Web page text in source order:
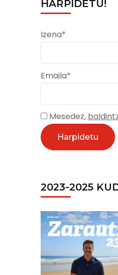
HARPIDETU!
Izena*
Emaila*
Mesedez,
2023-2025